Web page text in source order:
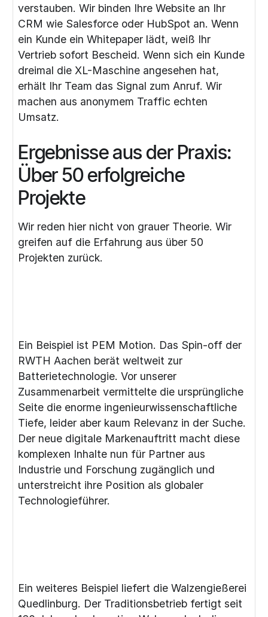
verstauben. Wir binden Ihre Website an Ihr
CRM wie Salesforce oder HubSpot an. Wenn
ein Kunde ein Whitepaper lädt, weiß Ihr
Vertrieb sofort Bescheid. Wenn sich ein Kunde
dreimal die XL-Maschine angesehen hat,
erhält Ihr Team das Signal zum Anruf. Wir
machen aus anonymem Traffic echten
Umsatz.
Ergebnisse aus der Praxis:
Über 50 erfolgreiche
Projekte
Wir reden hier nicht von grauer Theorie. Wir
greifen auf die Erfahrung aus über 50
Projekten zurück.
Ein Beispiel ist PEM Motion. Das Spin-off der
RWTH Aachen berät weltweit zur
Batterietechnologie. Vor unserer
Zusammenarbeit vermittelte die ursprüngliche
Seite die enorme ingenieurwissenschaftliche
Tiefe, leider aber kaum Relevanz in der Suche.
Der neue digitale Markenauftritt macht diese
komplexen Inhalte nun für Partner aus
Industrie und Forschung zugänglich und
unterstreicht ihre Position als globaler
Technologieführer.
Ein weiteres Beispiel liefert die Walzengießerei
Quedlinburg. Der Traditionsbetrieb fertigt seit